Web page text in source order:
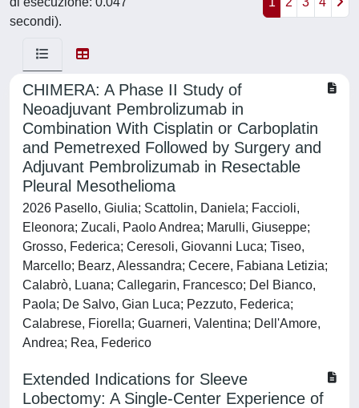
secondi).
CHIMERA: A Phase II Study of
Neoadjuvant Pembrolizumab in
Combination With Cisplatin or Carboplatin
and Pemetrexed Followed by Surgery and
Adjuvant Pembrolizumab in Resectable
Pleural Mesothelioma
2026 Pasello, Giulia; Scattolin, Daniela; Faccioli,
Eleonora; Zucali, Paolo Andrea; Marulli, Giuseppe;
Grosso, Federica; Ceresoli, Giovanni Luca; Tiseo,
Marcello; Bearz, Alessandra; Cecere, Fabiana Letizia;
Calabrò, Luana; Callegarin, Francesco; Del Bianco,
Paola; De Salvo, Gian Luca; Pezzuto, Federica;
Calabrese, Fiorella; Guarneri, Valentina; Dell'Amore,
Andrea; Rea, Federico
Extended Indications for Sleeve
Lobectomy: A Single-Center Experience of